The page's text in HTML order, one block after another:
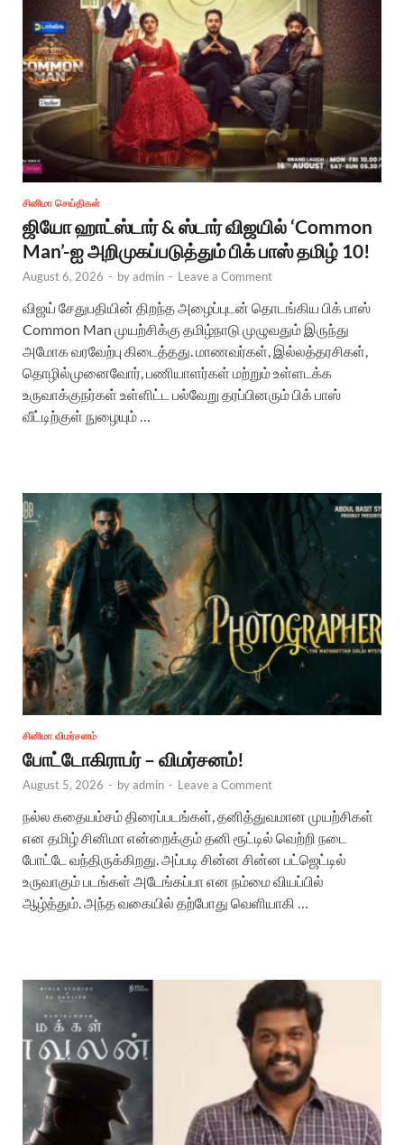
சினிமா செய்திகள்
ஜியோ ஹாட்ஸ்டார் & ஸ்டார் விஜயில் ‘Common
Man’-ஐ அறிமுகப்படுத்தும் பிக் பாஸ் தமிழ் 10!
August 6, 2026 - byadmin - Leave a Comment
விஜய் சேதுபதியின் திறந்த அழைப்புடன் தொடங்கிய பிக் பாஸ்
Common Man முயற்சிக்கு தமிழ்நாடு முழுவதும் இருந்து
அமோக வரவேற்பு கிடைத்தது. மாணவர்கள், இல்லத்தரசிகள்,
தொழில்முனைவோர், பணியாளர்கள் மற்றும் உள்ளடக்க
உருவாக்குநர்கள் உள்ளிட்ட பல்வேறு தரப்பினரும் பிக் பாஸ்
வீட்டிற்குள் நுழையும் …
சினிமா விமர்சனம்
போட்டோகிராபர் – விமர்சனம்!
August 5, 2026 - byadmin - Leave a Comment
நல்ல கதையம்சம் திரைப்படங்கள், தனித்துவமான முயற்சிகள்
என தமிழ் சினிமா என்றைக்கும் தனி ரூட்டில் வெற்றி நடை
போட்டே வந்திருக்கிறது. அப்படி சின்ன சின்ன பட்ஜெட்டில்
உருவாகும் படங்கள் அடேங்கப்பா என நம்மை வியப்பில்
ஆழ்த்தும். அந்த வகையில் தற்போது வெளியாகி …